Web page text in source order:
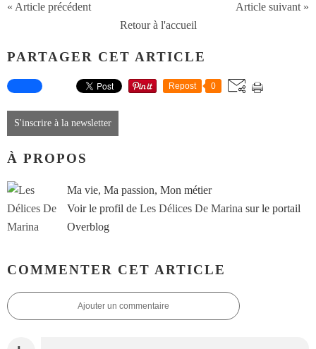
« Article précédent
Article suivant »
Retour à l'accueil
PARTAGER CET ARTICLE
Repost 0
S'inscrire à la newsletter
À PROPOS
Ma vie, Ma passion, Mon métier
Voir le profil de Les Délices De Marina sur le portail
Overblog
COMMENTER CET ARTICLE
Ajouter un commentaire